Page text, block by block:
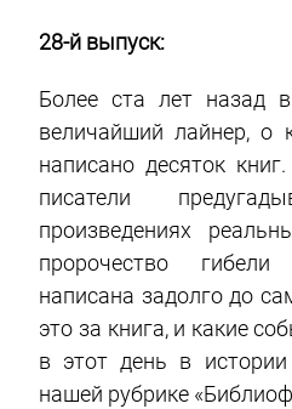
28-й выпуск:
Более ста лет назад
величайший лайнер, о
написано десяток
писатели
произведениях
пророчество
написана задолго до
это за книга, и какие
в этот день в
нашей рубрике